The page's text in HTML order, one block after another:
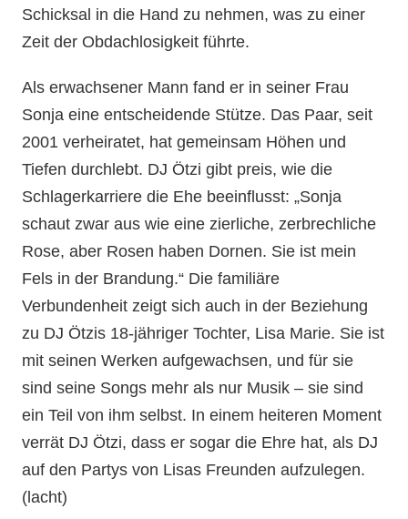
Schicksal in die Hand zu nehmen, was zu einer
Zeit der Obdachlosigkeit führte.
Als erwachsener Mann fand er in seiner Frau
Sonja eine entscheidende Stütze. Das Paar, seit
2001 verheiratet, hat gemeinsam Höhen und
Tiefen durchlebt. DJ Ötzi gibt preis, wie die
Schlagerkarriere die Ehe beeinflusst: „Sonja
schaut zwar aus wie eine zierliche, zerbrechliche
Rose, aber Rosen haben Dornen. Sie ist mein
Fels in der Brandung.“ Die familiäre
Verbundenheit zeigt sich auch in der Beziehung
zu DJ Ötzis 18-jähriger Tochter, Lisa Marie. Sie ist
mit seinen Werken aufgewachsen, und für sie
sind seine Songs mehr als nur Musik – sie sind
ein Teil von ihm selbst. In einem heiteren Moment
verrät DJ Ötzi, dass er sogar die Ehre hat, als DJ
auf den Partys von Lisas Freunden aufzulegen.
(lacht)